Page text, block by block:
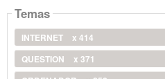
Temas
INTERNET
x 414
QUESTION
x 371